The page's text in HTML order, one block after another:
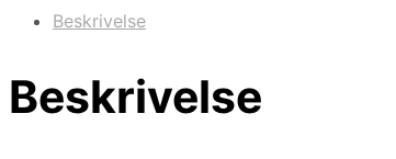
Beskrivelse
Beskrivelse